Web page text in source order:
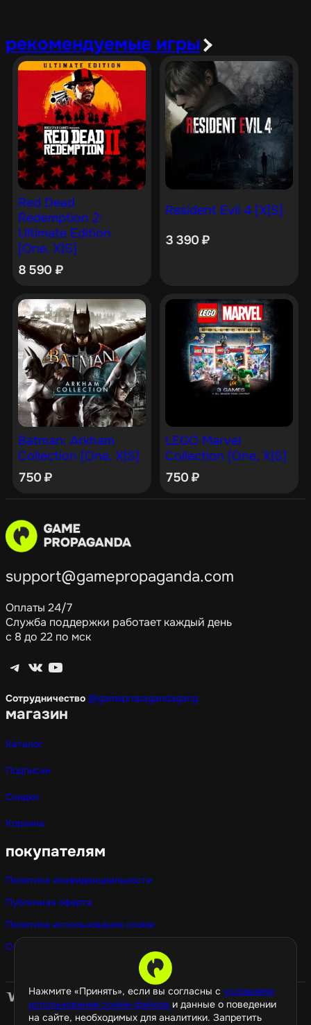
Нажмите «Принять», если вы согласны с условиями
использования cookie-файлов и данные о поведении
на сайте, необходимых для аналитики. Запретить
рекомендуемые игры
Red Dead
Redemption 2:
Ultimate Edition
[One, X|S]
8 590 ₽
Resident Evil 4 [X|S]
3 390₽
Batman: Arkham
Collection [One, X|S]
750₽
LEGO Marvel
Collection [One, X|S]
750₽
support@gamepropaganda.com
Оплаты 24/7
Служба поддержки работает каждый день
с 8 до 22 по мск
Telegram ВКонтакте YouTube
Сотрудничество @gamepropagandagang
магазин
Каталог
Подписки
Скидки
Корзина
покупателям
Политика конфиденциальности
Публичная оферта
Политика использования cookie
Оптовые покупки